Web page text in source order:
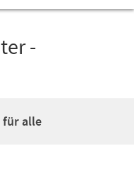
-
für alle